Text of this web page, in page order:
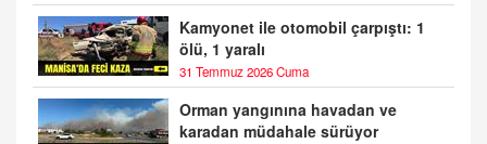
Kamyonet ile otomobil çarpıştı: 1
ölü, 1 yaralı
31 Temmuz 2026 Cuma
Orman yangınına havadan ve
karadan müdahale sürüyor